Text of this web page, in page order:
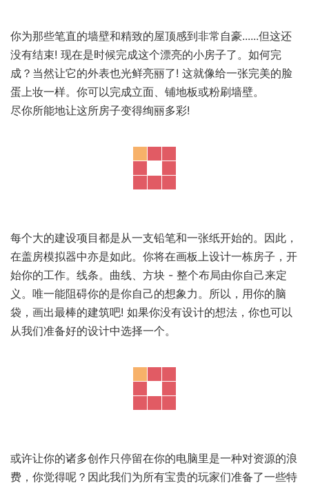
你为那些笔直的墙壁和精致的屋顶感到非常自豪......但这还
没有结束! 现在是时候完成这个漂亮的小房子了。如何完
成？当然让它的外表也光鲜亮丽了! 这就像给一张完美的脸
蛋上妆一样。你可以完成立面、铺地板或粉刷墙壁。
尽你所能地让这所房子变得绚丽多彩!
每个大的建设项目都是从一支铅笔和一张纸开始的。因此，
在盖房模拟器中亦是如此。你将在画板上设计一栋房子，开
始你的工作。线条。曲线、方块 - 整个布局由你自己来定
义。唯一能阻碍你的是你自己的想象力。所以，用你的脑
袋，画出最棒的建筑吧! 如果你没有设计的想法，你也可以
从我们准备好的设计中选择一个。
或许让你的诸多创作只停留在你的电脑里是一种对资源的浪
费，你觉得呢？因此我们为所有宝贵的玩家们准备了一些特